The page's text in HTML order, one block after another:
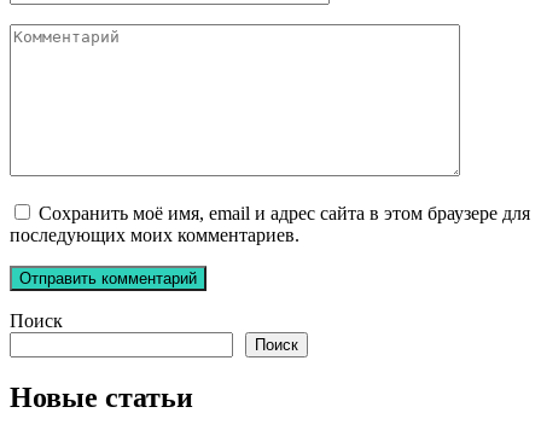
Комментарий
Сохранить моё имя, email и адрес сайта в этом браузере для
последующих моих комментариев.
Поиск
Поиск
Новые статьи